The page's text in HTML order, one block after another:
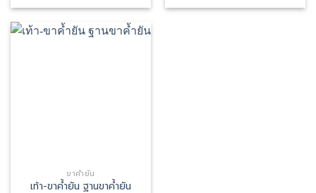
ขาค้ำยัน
เท้า-ขาค้ำยัน ฐานขาค้ำยัน